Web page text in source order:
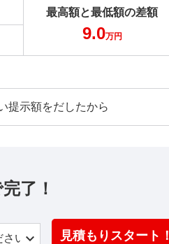
最高額と最低額の差額
9.0万円
提示額をだしたから
了！
見積もりスタート！